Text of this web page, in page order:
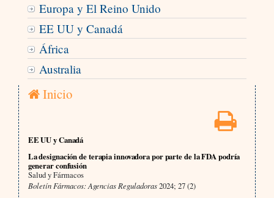
Europa y El Reino Unido
EE UU y Canadá
África
Australia
Inicio
EE UU y Canadá
La designación de terapia innovadora por parte de la FDA podría
generar confusión
Salud y Fármacos
Boletín Fármacos: Agencias Reguladoras2024; 27 (2)